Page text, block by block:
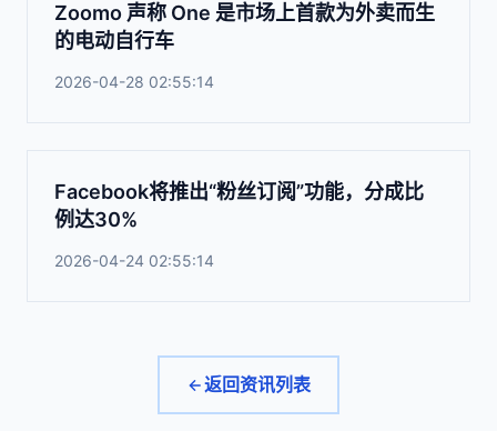
Zoomo 声称 One 是市场上首款为外卖而生
的电动自行车
2026-04-28 02:55:14
Facebook将推出“粉丝订阅”功能，分成比
例达30%
2026-04-24 02:55:14
返回资讯列表